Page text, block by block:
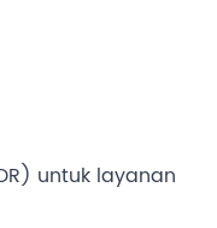
untuk layanan